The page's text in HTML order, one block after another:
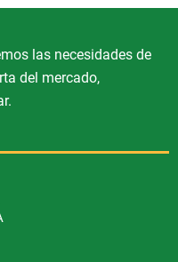
las necesidades de
del mercado,